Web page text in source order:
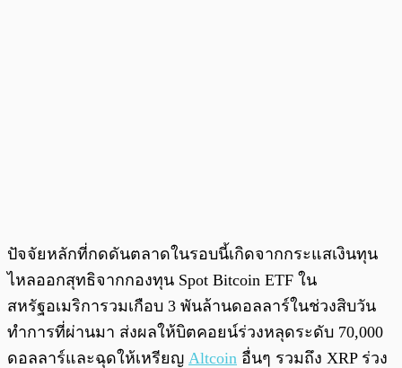
ปัจจัยหลักที่กดดันตลาดในรอบนี้เกิดจากกระแสเงินทุน
ไหลออกสุทธิจากกองทุน Spot Bitcoin ETF ใน
สหรัฐอเมริการวมเกือบ 3 พันล้านดอลลาร์ในช่วงสิบวัน
ทำการที่ผ่านมา ส่งผลให้บิตคอยน์ร่วงหลุดระดับ 70,000
ดอลลาร์และฉุดให้เหรียญ Altcoin อื่นๆ รวมถึง XRP ร่วง